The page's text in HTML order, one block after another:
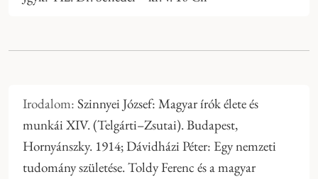
Irodalom: Szinnyei József: Magyar írók élete és
munkái XIV. (Telgárti–Zsutai). Budapest,
Hornyánszky. 1914; Dávidházi Péter: Egy nemzeti
tudomány születése. Toldy Ferenc és a magyar